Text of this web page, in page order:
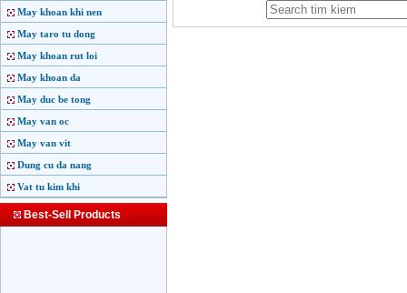
May khoan khi nen
May taro tu dong
May khoan rut loi
May khoan da
May duc be tong
May van oc
May van vit
Dung cu da nang
Vat tu kim khi
Best-Sell Products